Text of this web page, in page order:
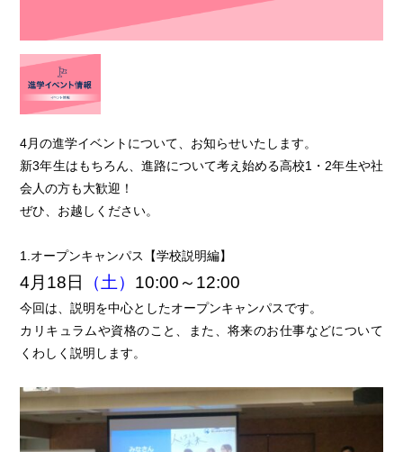
4月の進学イベントについて、お知らせいたします。
新3年生はもちろん、進路について考え始める高校1・2年生や社
会人の方も大歓迎！
ぜひ、お越しください。
1.オープンキャンパス【学校説明編】
4月18日 （土） 10:00～12:00
今回は、説明を中心としたオープンキャンパスです。
カリキュラムや資格のこと、また、将来のお仕事などについて
くわしく説明します。